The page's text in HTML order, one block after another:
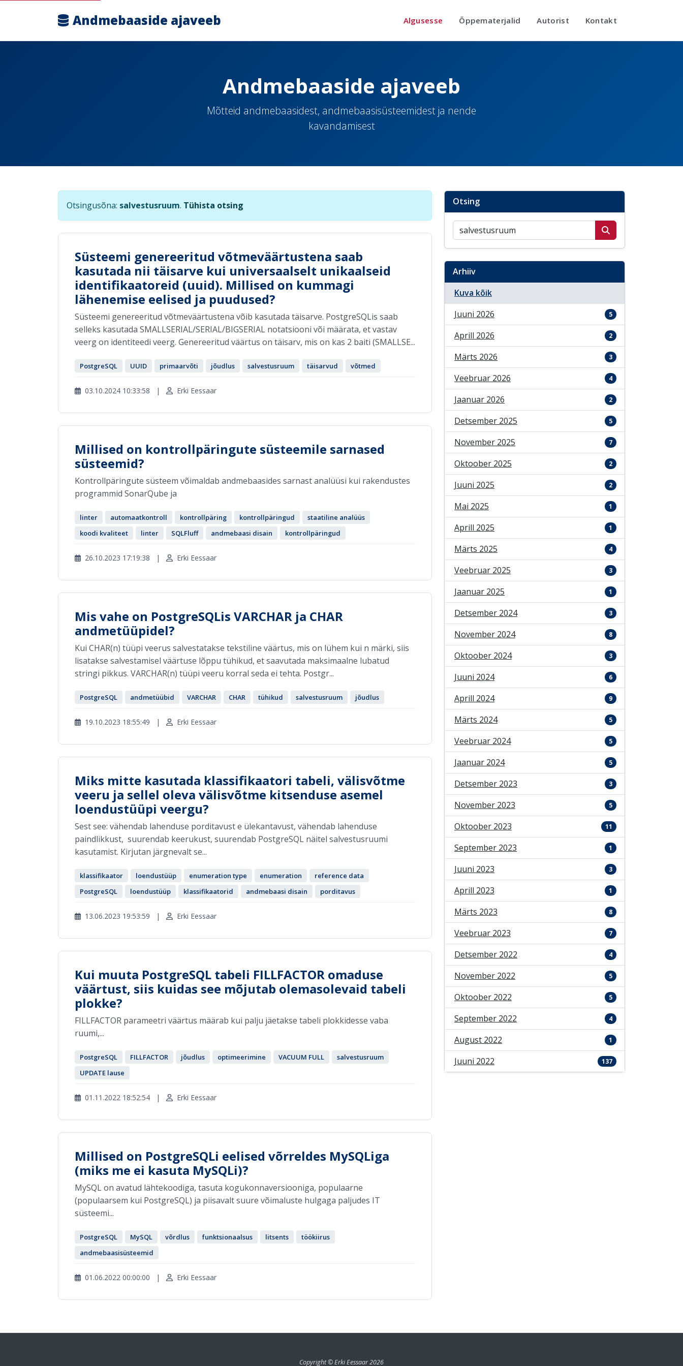
Andmebaaside ajaveeb Algusesse Õppematerjalid Autorist Kontakt
Andmebaaside ajaveeb
Mõtteid andmebaasidest, andmebaasisüsteemidest ja nende
kavandamisest
Otsingusõna: salvestusruum. Tühista otsing
Süsteemi genereeritud võtmeväärtustena saab
kasutada nii täisarve kui universaalselt unikaalseid
identifikaatoreid (uuid). Millised on kummagi
lähenemise eelised ja puudused?
Süsteemi genereeritud võtmeväärtustena võib kasutada täisarve. PostgreSQLis saab
selleks kasutada SMALLSERIAL/SERIAL/BIGSERIAL notatsiooni või määrata, et vastav
veerg on identiteedi veerg. Genereeritud väärtus on täisarv, mis on kas 2 baiti (SMALLSE...
PostgreSQL UUID primaarvõti jõudlus salvestusruum täisarvud võtmed
03.10.2024 10:33:58 | Erki Eessaar
Millised on kontrollpäringute süsteemile sarnased
süsteemid?
Kontrollpäringute süsteem võimaldab andmebaasides sarnast analüüsi kui rakendustes
programmid SonarQube ja
linter automaatkontroll kontrollpäring kontrollpäringud
staatiline analüüs
koodi kvaliteet
linter SQLFluff andmebaasi disain kontrollpäringud
26.10.2023 17:19:38 | Erki Eessaar
Mis vahe on PostgreSQLis VARCHAR ja CHAR
andmetüüpidel?
Kui CHAR(n) tüüpi veerus salvestatakse tekstiline väärtus, mis on lühem kui n märki, siis
lisatakse salvestamisel väärtuse lõppu tühikud, et saavutada maksimaalne lubatud
stringi pikkus. VARCHAR(n) tüüpi veeru korral seda ei tehta. Postgr...
PostgreSQL andmetüübid VARCHAR CHAR tühikud salvestusruum jõudlus
19.10.2023 18:55:49 | Erki Eessaar
Miks mitte kasutada klassifikaatori tabeli, välisvõtme
veeru ja sellel oleva välisvõtme kitsenduse asemel
loendustüüpi veergu?
Sest see: vähendab lahenduse porditavust e ülekantavust, vähendab lahenduse
paindlikkust, suurendab keerukust, suurendab PostgreSQL näitel salvestusruumi
kasutamist. Kirjutan järgnevalt se...
klassifikaator loendustüüp enumeration type enumeration
reference data
PostgreSQL
loendustüüp klassifikaatorid andmebaasi disain porditavus
13.06.2023 19:53:59 | Erki Eessaar
Kui muuta PostgreSQL tabeli FILLFACTOR omaduse
väärtust, siis kuidas see mõjutab olemasolevaid tabeli
plokke?
FILLFACTOR parameetri väärtus määrab kui palju jäetakse tabeli plokkidesse vaba
ruumi,...
PostgreSQL FILLFACTOR jõudlus optimeerimine VACUUM FULL
salvestusruum
UPDATE lause
01.11.2022 18:52:54 | Erki Eessaar
Millised on PostgreSQLi eelised võrreldes MySQLiga
(miks me ei kasuta MySQLi)?
MySQL on avatud lähtekoodiga, tasuta kogukonnaversiooniga, populaarne
(populaarsem kui PostgreSQL) ja piisavalt suure võimaluste hulgaga paljudes IT
süsteemi...
PostgreSQL MySQL võrdlus funktsionaalsus litsents
töökiirus
andmebaasisüsteemid
01.06.2022 00:00:00 | Erki Eessaar
Otsing
Otsi postitusi
Arhiiv
Kuva kõik
Juuni 2026
5
Aprill 2026 2
Märts 2026 3
Veebruar 2026 4
Jaanuar 2026 2
Detsember 2025 5
November 2025 7
Oktoober 2025 2
Juuni 2025 2
Mai 2025 1
Aprill 2025 1
Märts 2025 4
Veebruar 2025 3
Jaanuar 2025 1
Detsember 2024 3
November 2024 8
Oktoober 2024 3
Juuni 2024 6
Aprill 2024 9
Märts 2024 5
Veebruar 2024 5
Jaanuar 2024 5
Detsember 2023 3
November 2023 5
Oktoober 2023 11
September 2023 1
Juuni 2023 3
Aprill 2023 1
Märts 2023 8
Veebruar 2023 7
Detsember 2022 4
November 2022 5
Oktoober 2022 5
September 2022 4
August 2022 1
Juuni 2022 137
Copyright © Erki Eessaar 2026